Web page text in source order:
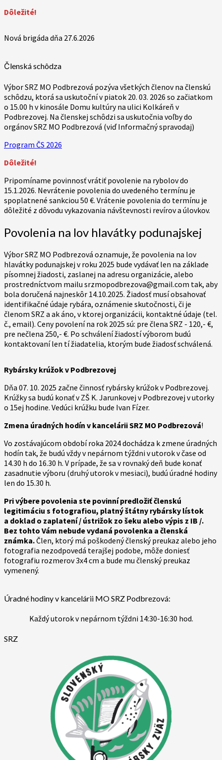
Dôležité!
Nová brigáda dňa 27.6.2026
Členská schôdza
Výbor SRZ MO Podbrezová pozýva všetkých členov na členskú
schôdzu, ktorá sa uskutoční v piatok 20. 03. 2026 so začiatkom
o 15.00 h v kinosále Domu kultúry na ulici Kolkáreň v
Podbrezovej. Na členskej schôdzi sa uskutočnia voľby do
orgánov SRZ MO Podbrezová (viď Informačný spravodaj)
Program ČS 2026
Dôležité!
Pripomíname povinnosť vrátiť povolenie na rybolov do
15.1.2026. Nevrátenie povolenia do uvedeného termínu je
spoplatnené sankciou 50 €. Vrátenie povolenia do termínu je
dôležité z dôvodu vykazovania návštevnosti revírov a úlovkov.
Povolenia na lov hlavátky podunajskej
Výbor SRZ MO Podbrezová oznamuje, že povolenia na lov
hlavátky podunajskej v roku 2025 bude vydávať len na základe
písomnej žiadosti, zaslanej na adresu organizácie, alebo
prostredníctvom mailu srzmopodbrezova@gmail.com tak, aby
bola doručená najneskôr 14.10.2025. Žiadosť musí obsahovať
identifikačné údaje rybára, oznámenie skutočnosti, či je
členom SRZ a ak áno, v ktorej organizácii, kontaktné údaje (tel.
č., email). Ceny povolení na rok 2025 sú: pre člena SRZ - 120,- €,
pre nečlena 250,- €. Po schválení žiadostí výborom budú
kontaktovaní len tí žiadatelia, ktorým bude žiadosť schválená.
Rybársky krúžok v Podbrezovej
Dňa 07. 10. 2025 začne činnosť rybársky krúžok v Podbrezovej.
Krúžky sa budú konať v ZŠ K. Jarunkovej v Podbrezovej v utorky
o 15ej hodine. Vedúci krúžku bude Ivan Fízer.
Zmena úradných hodín v kancelárii SRZ MO Podbrezová!
Vo zostávajúcom období roka 2024 dochádza k zmene úradných
hodín tak, že budú vždy v nepárnom týždni v utorok v čase od
14.30 h do 16.30 h. V prípade, že sa v rovnaký deň bude konať
zasadnutie výboru (druhý utorok v mesiaci), budú úradné hodiny
len do 15.30 h.
Pri výbere povolenia ste povinní predložiť členskú
legitimáciu s fotografiou, platný štátny rybársky lístok
a doklad o zaplatení / ústrižok zo šeku alebo výpis z IB /.
Bez tohto Vám nebude vydaná povolenka a členská
známka.Člen, ktorý má poškodený členský preukaz alebo jeho
fotografia nezodpovedá terajšej podobe, môže doniesť
fotografiu rozmerov 3x4 cm a bude mu členský preukaz
vymenený.
Úradné hodiny v kancelárii MO SRZ Podbrezová:
Každý utorok v nepárnom týždni 14:30-16:30 hod.
SRZ